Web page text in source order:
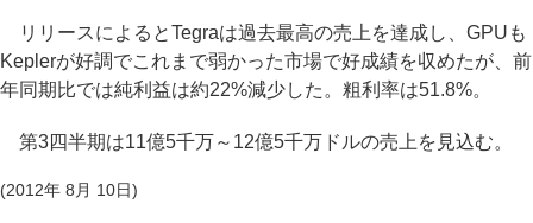
リリースによるとTegraは過去最高の売上を達成し、GPUも
Keplerが好調でこれまで弱かった市場で好成績を収めたが、前
年同期比では純利益は約22%減少した。粗利率は51.8%。
第3四半期は11億5千万～12億5千万ドルの売上を見込む。
(2012年 8月 10日)